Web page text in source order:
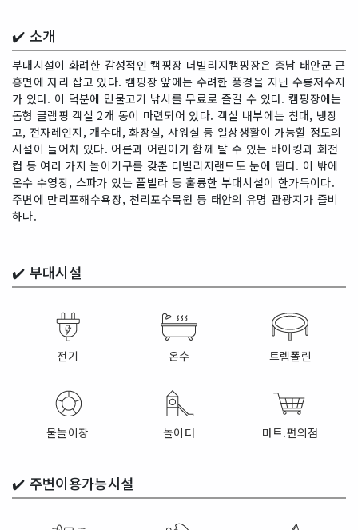
✔️ 소개
부대시설이 화려한 감성적인 캠핑장 더빌리지캠핑장은 충남 태안군 근
흥면에 자리 잡고 있다. 캠핑장 앞에는 수려한 풍경을 지닌 수룡저수지
가 있다. 이 덕분에 민물고기 낚시를 무료로 즐길 수 있다. 캠핑장에는
돔형 글램핑 객실 2개 동이 마련되어 있다. 객실 내부에는 침대, 냉장
고, 전자레인지, 개수대, 화장실, 샤워실 등 일상생활이 가능할 정도의
시설이 들어차 있다. 어른과 어린이가 함께 탈 수 있는 바이킹과 회전
컵 등 여러 가지 놀이기구를 갖춘 더빌리지랜드도 눈에 띈다. 이 밖에
온수 수영장, 스파가 있는 풀빌라 등 훌륭한 부대시설이 한가득이다.
주변에 만리포해수욕장, 천리포수목원 등 태안의 유명 관광지가 즐비
하다.
✔️ 부대시설
전기 온수 트렘폴린
물놀이장 놀이터 마트.편의점
✔️ 주변이용가능시설